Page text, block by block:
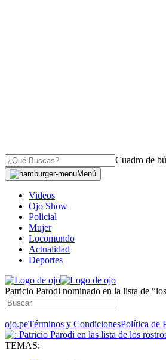
Cuadro de
Menú
Videos
Ojo Show
Policial
Mujer
Locomundo
Actualidad
Deportes
Patricio Parodi nominado en la lista de
ojo.peTérminos y CondicionesPolítica de
TEMAS: